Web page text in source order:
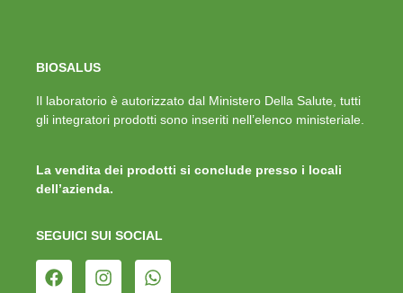
BIOSALUS
Il laboratorio è autorizzato dal Ministero Della Salute, tutti
gli integratori prodotti sono inseriti nell’elenco ministeriale.
La vendita dei prodotti si conclude presso i locali
dell’azienda.
SEGUICI SUI SOCIAL